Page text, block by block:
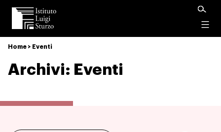
Istituto
Luigi
Sturzo
Home > Eventi
Archivi: Eventi